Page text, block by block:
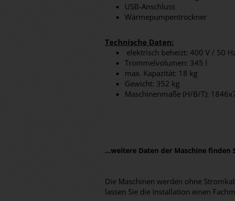
USB-Anschluss
Wärmepumpentrockner
Technische Daten:
elektrisch beheizt: 400 V / 50
Trommelvolumen: 345 l
max. Kapazität: 18 kg
Gewicht: 352 kg
Maschinenmaße (H/B/T):
...weitere Daten der Maschine
Die Maschinen werden ohne
lassen Sie die Installation einen